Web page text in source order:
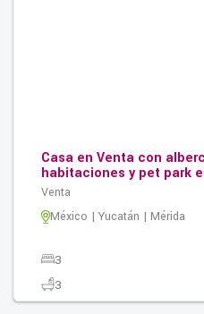
Casa en Venta con
habitaciones y pet park
Venta
México | Yucatán | Mérida
3
3